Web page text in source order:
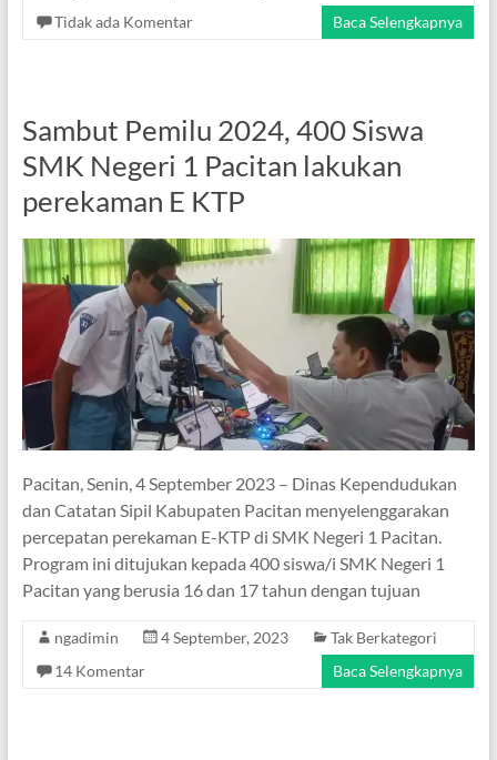
Tidak ada Komentar
Baca Selengkapnya
Sambut Pemilu 2024, 400 Siswa
SMK Negeri 1 Pacitan lakukan
perekaman E KTP
Pacitan, Senin, 4 September 2023 – Dinas Kependudukan
dan Catatan Sipil Kabupaten Pacitan menyelenggarakan
percepatan perekaman E-KTP di SMK Negeri 1 Pacitan.
Program ini ditujukan kepada 400 siswa/i SMK Negeri 1
Pacitan yang berusia 16 dan 17 tahun dengan tujuan
ngadimin 4 September, 2023
Tak Berkategori
14 Komentar
Baca Selengkapnya